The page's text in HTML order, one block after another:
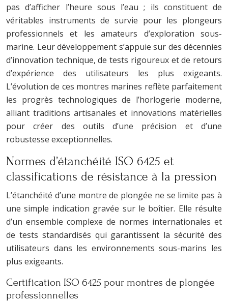
pas d’afficher l’heure sous l’eau ; ils constituent de
véritables instruments de survie pour les plongeurs
professionnels et les amateurs d’exploration sous-
marine. Leur développement s’appuie sur des décennies
d’innovation technique, de tests rigoureux et de retours
d’expérience des utilisateurs les plus exigeants.
L’évolution de ces montres marines reflète parfaitement
les progrès technologiques de l’horlogerie moderne,
alliant traditions artisanales et innovations matérielles
pour créer des outils d’une précision et d’une
robustesse exceptionnelles.
Normes d’étanchéité ISO 6425 et
classifications de résistance à la pression
L’étanchéité d’une montre de plongée ne se limite pas à
une simple indication gravée sur le boîtier. Elle résulte
d’un ensemble complexe de normes internationales et
de tests standardisés qui garantissent la sécurité des
utilisateurs dans les environnements sous-marins les
plus exigeants.
Certification ISO 6425 pour montres de plongée
professionnelles